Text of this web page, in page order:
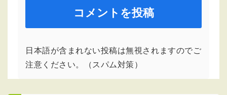
日本語が含まれない投稿は無視されますのでご
注意ください。（スパム対策）